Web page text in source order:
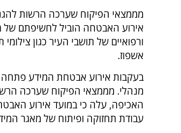
מממצאי הפיקוח שערכה הרשות
אירוע האבטחה הוביל לחשיפתם של
ורפואיים של תושבי העיר כגון
אשפוז.
בעקבות אירוע אבטחת המידע
מנהלי. מממצאי הפיקוח שערכה
האכיפה, עלה כי במועד אירוע
עבודת תחזוקה ופיתוח של מאגר